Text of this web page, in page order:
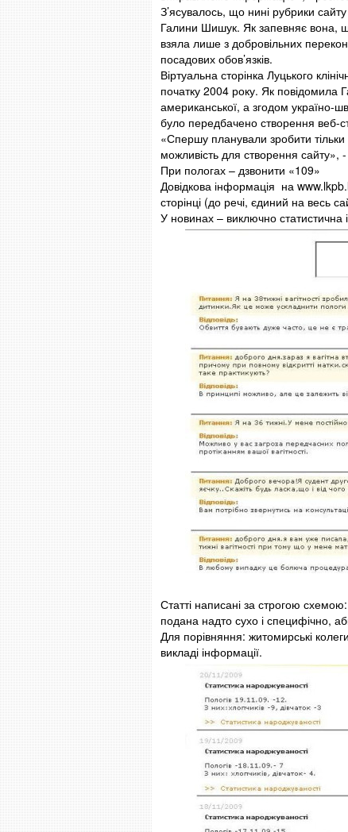
З’ясувалось, що нині рубрики
Галини Шишук. Як запевняє вона,
взяла лише з добровільних
посадових обов’язків.
Віртуальна сторінка Луцького
початку 2004 року. Як повідомила
американської, а згодом україно-
було передбачено створення веб-
«Спершу планували зробити тільки
можливість для створення сайту»,
При пологах – дзвонити «109»
Довідкова інформація на
сторінці (до речі, єдиний на весь
У новинах – виключно
Статті написані за строгою
подана надто сухо і специфічно,
Для порівняння: житомирські
викладі інформації.